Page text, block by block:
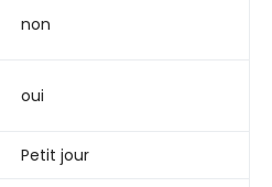
non
oui
Petit jour